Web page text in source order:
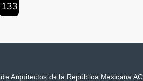
133
Arquitectos de la República Mexicana AC